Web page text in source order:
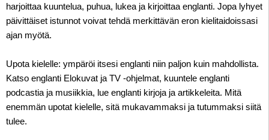
harjoittaa kuuntelua, puhua, lukea ja kirjoittaa englanti. Jopa lyhyet
päivittäiset istunnot voivat tehdä merkittävän eron kielitaidoissasi
ajan myötä.
Upota kielelle: ympäröi itsesi englanti niin paljon kuin mahdollista.
Katso englanti Elokuvat ja TV -ohjelmat, kuuntele englanti
podcastia ja musiikkia, lue englanti kirjoja ja artikkeleita. Mitä
enemmän upotat kielelle, sitä mukavammaksi ja tutummaksi siitä
tulee.